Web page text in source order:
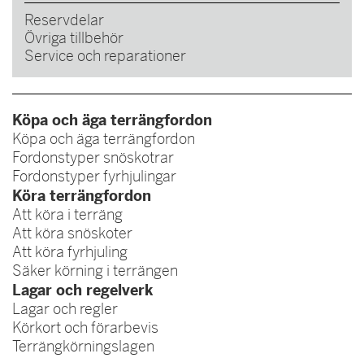
Reservdelar
Övriga tillbehör
Service och reparationer
Köpa och äga terrängfordon
Köpa och äga terrängfordon
Fordonstyper snöskotrar
Fordonstyper fyrhjulingar
Köra terrängfordon
Att köra i terräng
Att köra snöskoter
Att köra fyrhjuling
Säker körning i terrängen
Lagar och regelverk
Lagar och regler
Körkort och förarbevis
Terrängkörningslagen